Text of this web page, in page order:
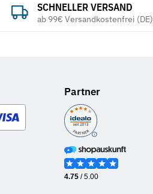
SCHNELLER VERSAND
ab 99€ Versandkostenfrei (DE)
Partner